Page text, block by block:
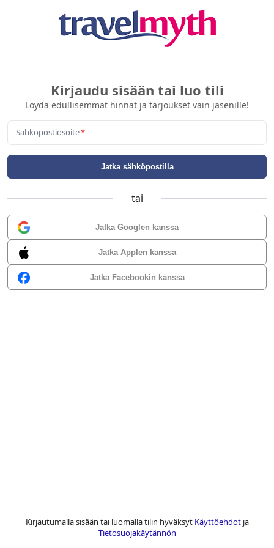
Kirjaudu sisään tai luo tili
Löydä edullisemmat hinnat ja tarjoukset vain jäsenille!
Sähköpostiosoite*
Jatka sähköpostilla
tai
Jatka Googlen kanssa
Jatka Applen kanssa
Jatka Facebookin kanssa
Kirjautumalla sisään tai luomalla tilin hyväksyt Käyttöehdotja
Tietosuojakäytännön